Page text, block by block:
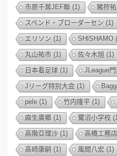
市原千葉JEF聯 (1) 豬狩
スベンド・ブローダーセン (1)
エリソン (1) SHISHAMO
丸山祐市 (1) 佐々木旭 (1)
日本看足球 (1) JLeague
Jリーグ特別大会 (1)
pele (1) 竹内隆平 (1)
麻生廣鄉 (1) 鷺沼小学校
高階亞理沙 (1) 高橋工務店
高崎康嗣 (1) 風間八宏 (1)